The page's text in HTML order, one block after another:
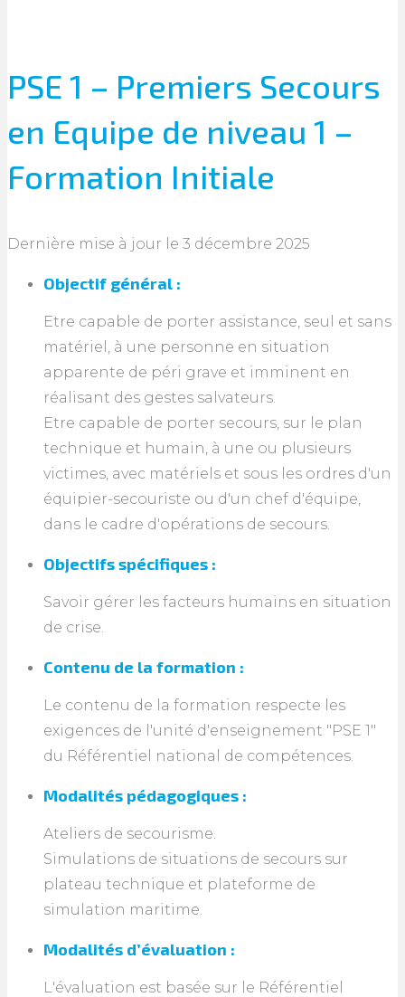
PSE 1 – Premiers Secours
en Equipe de niveau 1 –
Formation Initiale
Dernière mise à jour le 3 décembre 2025
Objectif général :
Etre capable de porter assistance, seul et sans
matériel, à une personne en situation
apparente de péri grave et imminent en
réalisant des gestes salvateurs.
Etre capable de porter secours, sur le plan
technique et humain, à une ou plusieurs
victimes, avec matériels et sous les ordres d'un
équipier-secouriste ou d'un chef d'équipe,
dans le cadre d'opérations de secours.
Objectifs spécifiques :
Savoir gérer les facteurs humains en situation
de crise.
Contenu de la formation :
Le contenu de la formation respecte les
exigences de l'unité d'enseignement "PSE 1"
du Référentiel national de compétences.
Modalités pédagogiques :
Ateliers de secourisme.
Simulations de situations de secours sur
plateau technique et plateforme de
simulation maritime.
Modalités d’évaluation :
L'évaluation est basée sur le Référentiel